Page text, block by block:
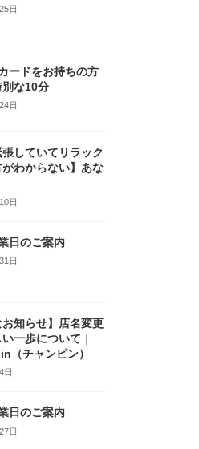
日
ードをお持ちの方
別な10分
日
張していてリラック
がわからない】あな
日
日のご案内
日
お知らせ】店名変更
一歩について｜
（チャンピン）
日
日のご案内
日